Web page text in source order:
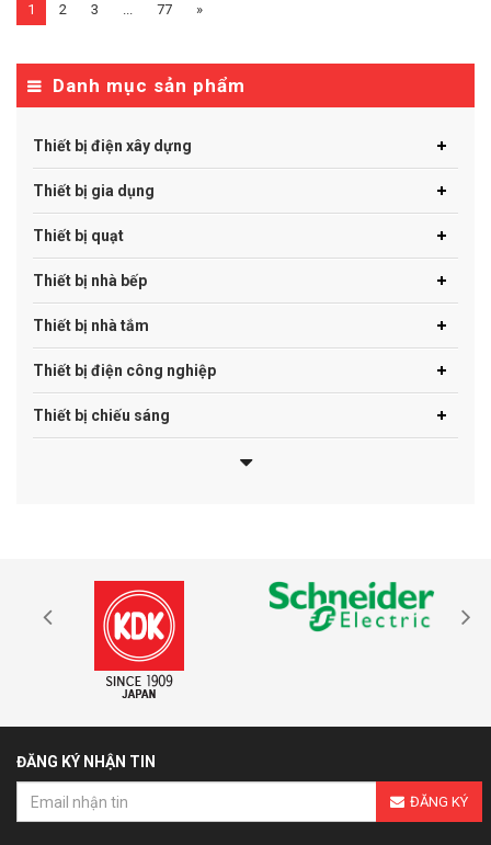
1 2 3 ... 77 »
Danh mục sản phẩm
Thiết bị điện xây dựng
Thiết bị gia dụng
Thiết bị quạt
Thiết bị nhà bếp
Thiết bị nhà tắm
Thiết bị điện công nghiệp
Thiết bị chiếu sáng
ĐĂNG KÝ NHẬN TIN
ĐĂNG KÝ